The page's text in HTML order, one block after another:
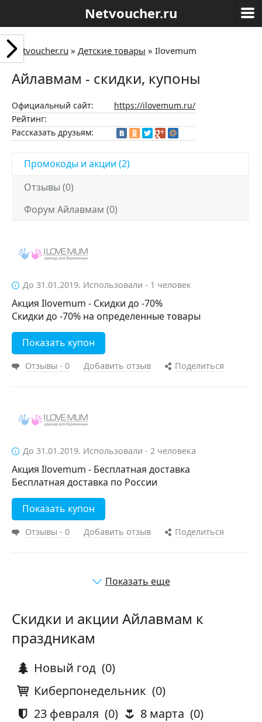
Netvoucher.ru
Netvoucher.ru » Детские товары » Ilovemum
Айлавмам - скидки, купоны
Официальный сайт:
https://ilovemum.ru/
Рейтинг:
Рассказать друзьям:
Промокоды и акции (2)
Отзывы (0)
Форум Айлавмам (0)
До 31.01.2019. Использовали - 1 человек
Акция Ilovemum - Скидки до -70%
Скидки до -70% на определенные товары
Показать купон
Отзывы - 0 Добавить отзыв Поделиться
До 31.01.2019. Использовали - 2 человека
Акция Ilovemum - Бесплатная доставка
Бесплатная доставка по России
Показать купон
Отзывы - 0 Добавить отзыв Поделиться
Показать еще
Скидки и акции Айлавмам к
праздникам
Новый год (0)
Киберпонедельник (0)
23 февраля (0) 8 марта (0)